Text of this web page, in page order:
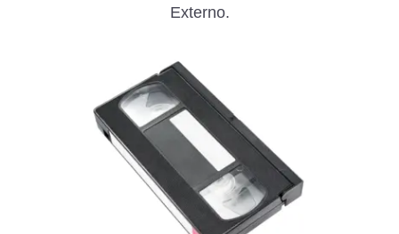
Externo.